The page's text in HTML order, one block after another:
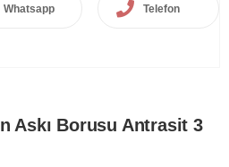
Whatsapp Telefon
Askı Borusu Antrasit 3